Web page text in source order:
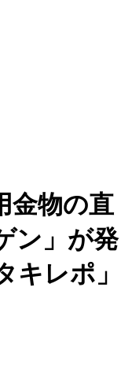
金物の直
ン」が発
キレポ」